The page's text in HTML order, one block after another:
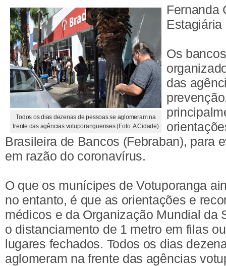
Todos os dias dezenas de pessoas se aglomeram na
frente das agências votuporanguenses (Foto: A Cidade)
Fernanda
Os
das
Brasileira de Bancos (Febraban), para
em razão do coronavírus.
O que os munícipes de Votuporanga
no entanto, é que as orientações e
médicos e da Organização Mundial da
o distanciamento de 1 metro em filas
lugares fechados. Todos os dias
aglomeram na frente das agências